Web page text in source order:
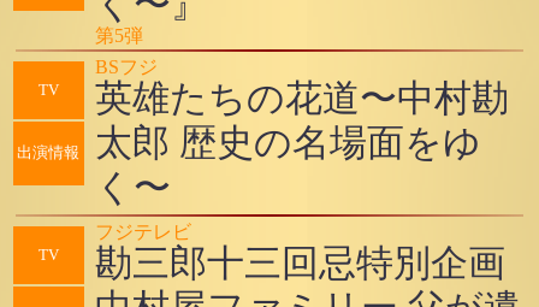
第5弾
TV
出演情報
BSフジ
英雄たちの花道〜中村勘
太郎 歴史の名場面をゆ
く〜
TV
フジテレビ
勘三郎十三回忌特別企画